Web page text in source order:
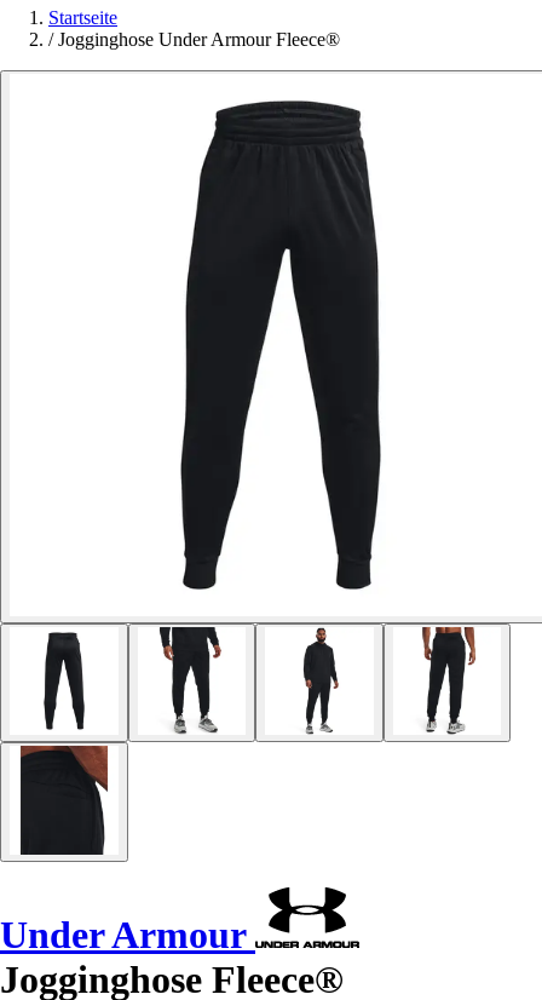
Startseite
/ Jogginghose Under Armour Fleece®
Under Armour
Jogginghose Fleece®